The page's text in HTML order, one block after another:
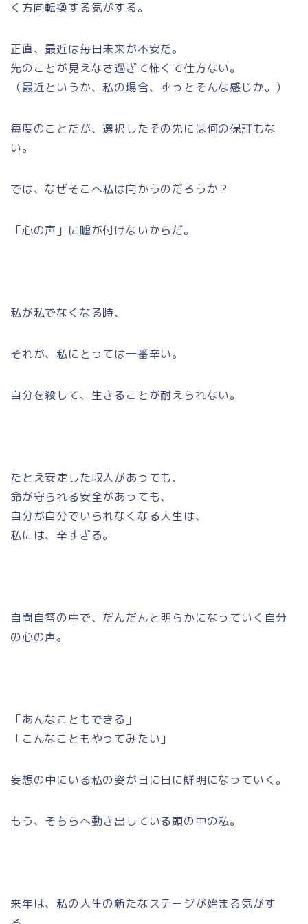
く方向転換する気がする。
正直、最近は毎日未来が不安だ。
先のことが見えなさ過ぎて怖くて仕方ない。
（最近というか、私の場合、ずっとそんな感じか。）
毎度のことだが、選択したその先には何の保証もな
い。
では、なぜそこへ私は向かうのだろうか？
「心の声」に嘘が付けないからだ。
私が私でなくなる時、
それが、私にとっては一番辛い。
自分を殺して、生きることが耐えられない。
たとえ安定した収入があっても、
命が守られる安全があっても、
自分が自分でいられなくなる人生は、
私には、辛すぎる。
自問自答の中で、だんだんと明らかになっていく自分
の心の声。
「あんなこともできる」
「こんなこともやってみたい」
妄想の中にいる私の姿が日に日に鮮明になっていく。
もう、そちらへ動き出している頭の中の私。
来年は、私の人生の新たなステージが始まる気がす